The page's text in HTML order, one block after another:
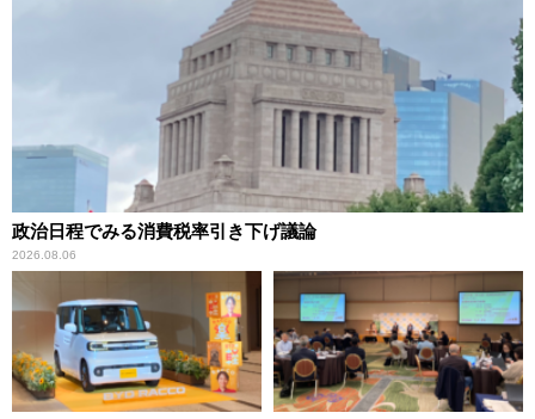
政治日程でみる消費税率引き下げ議論
2026.08.06